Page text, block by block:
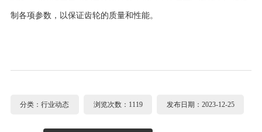
制各项参数，以保证齿轮的质量和性能。
分类：行业动态 浏览次数：1119 发布日期：2023-12-25